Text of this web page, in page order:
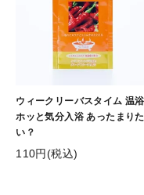
ウィークリーバスタイム 温浴
ホッと気分入浴 あったまりた
い？
110円(税込)